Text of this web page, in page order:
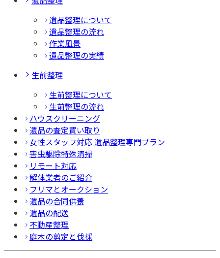
遺品整理について
遺品整理の流れ
作業風景
遺品整理の実績
生前整理
生前整理について
生前整理の流れ
ハウスクリーニング
遺品の査定買い取り
女性スタッフ対応 遺品整理専門プラン
害虫駆除特殊清掃
リモート対応
解体業者のご紹介
フリマとオークション
遺品の合同供養
遺品の配送
不動産整理
庭木の剪定と伐採